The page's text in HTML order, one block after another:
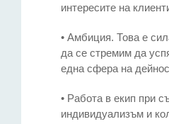
интересите на
• Амбиция. Това е
да се стремим да
една сфера на
• Работа в екип при
индивидуализъм и
София 1000, България, ул.
Телефон
T (+359 2) 851 72 27